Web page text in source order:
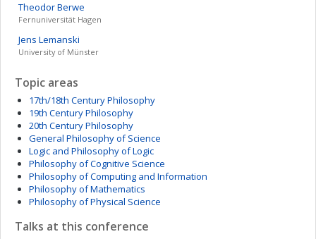
TheodorBerwe
Fernuniversität Hagen
Jens Lemanski
University of Münster
Topic areas
17th/18th Century Philosophy
19th Century Philosophy
20th Century Philosophy
General Philosophy of Science
Logic and Philosophy of Logic
Philosophy of Cognitive Science
Philosophy of Computing and Information
Philosophy of Mathematics
Philosophy of Physical Science
Talks at this conference